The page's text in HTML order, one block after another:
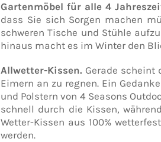
Gartenmöbel für alle 4
dass Sie sich Sorgen machen
schweren Tische und Stühle
hinaus macht es im Winter den
Allwetter-Kissen. Gerade scheint
Eimern an zu regnen. Ein
und Polstern von 4 Seasons
schnell durch die Kissen,
Wetter-Kissen aus 100%
werden.